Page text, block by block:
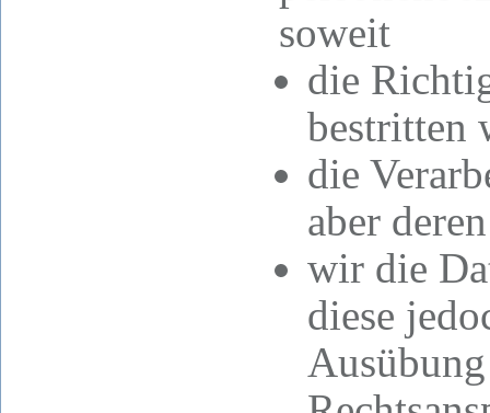
soweit
die
bestritten
die
aber
wir die
diese